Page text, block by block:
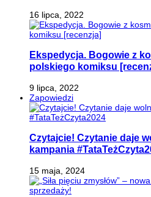
16 lipca, 2022
Ekspedycja. Bogowie z
polskiego komiksu
9 lipca, 2022
Zapowiedzi
Czytajcie! Czytanie daje
kampania
15 maja, 2024